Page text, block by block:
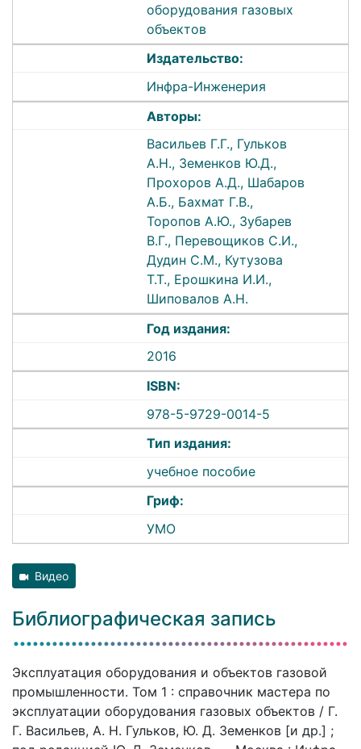
оборудования газовых
объектов
Издательство:
Инфра-Инженерия
Авторы:
Васильев Г.Г., Гульков
А.Н., Земенков Ю.Д.,
Прохоров А.Д., Шабаров
А.Б., Бахмат Г.В.,
Торопов А.Ю., Зубарев
В.Г., Перевощиков С.И.,
Дудин С.М., Кутузова
Т.Т., Ерошкина И.И.,
Шиповалов А.Н.
Год издания:
2016
ISBN:
978-5-9729-0014-5
Тип издания:
учебное пособие
Гриф:
УМО
Видео
Библиографическая запись
Эксплуатация оборудования и объектов газовой
промышленности. Том 1 : справочник мастера по
эксплуатации оборудования газовых объектов / Г.
Г. Васильев, А. Н. Гульков, Ю. Д. Земенков [и др.] ;